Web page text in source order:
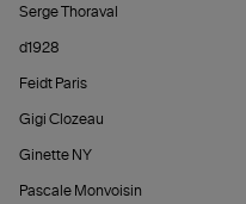
Serge Thoraval
d1928
Feidt Paris
Gigi Clozeau
Ginette NY
Pascale Monvoisin